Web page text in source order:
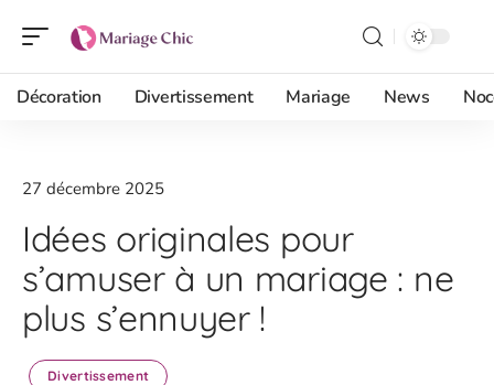
Décoration Divertissement Mariage News
27 décembre 2025
Idées originales pour
s’amuser à un mariage : ne
plus s’ennuyer !
Divertissement